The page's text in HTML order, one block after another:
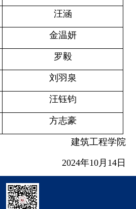
汪涵
金温妍
罗毅
刘羽泉
汪钰钧
方志豪
建筑工程学院
2024年10月14日